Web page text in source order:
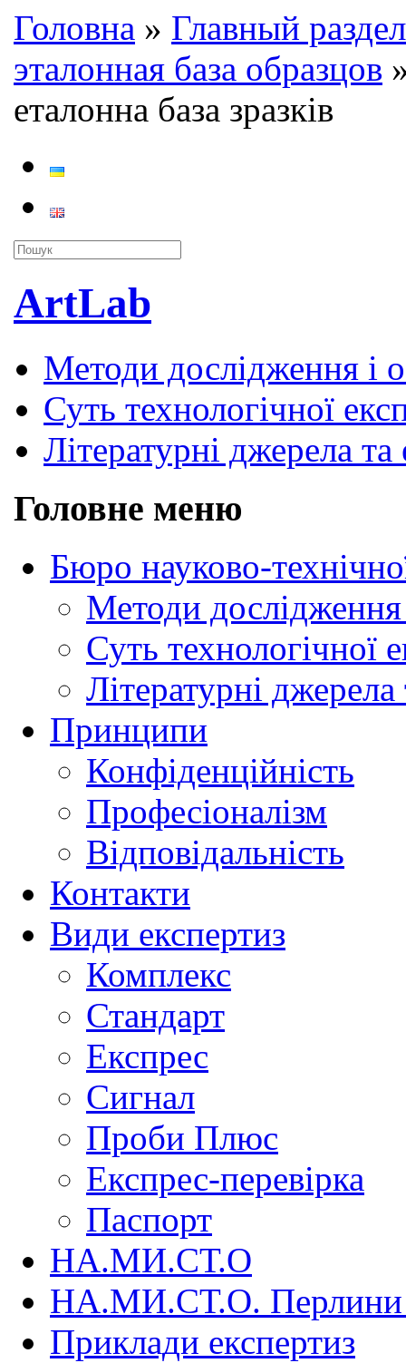
Головна » Главный раздел
эталонная база образцов
еталонна база зразків
ArtLab
Методи дослідження і
Суть технологічної
Літературні джерела та
Головне меню
Бюро науково-
Методи
Суть технологічної
Літературні джерела
Принципи
Конфіденційність
Професіоналізм
Відповідальність
Контакти
Види експертиз
Комплекс
Стандарт
Експрес
Сигнал
Проби Плюс
Експрес-перевірка
Паспорт
НА.МИ.СТ.О
НА.МИ.СТ.О. Перлини
Приклади експертиз